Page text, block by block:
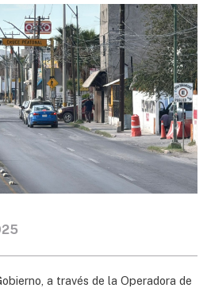
a través de la Operadora de